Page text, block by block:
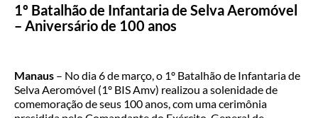
1º Batalhão de Infantaria de Selva Aeromóvel
– Aniversário de 100 anos
Manaus – No dia 6 de março, o 1º Batalhão de Infantaria de
Selva Aeromóvel (1º BIS Amv) realizou a solenidade de
comemoração de seus 100 anos, com uma cerimônia